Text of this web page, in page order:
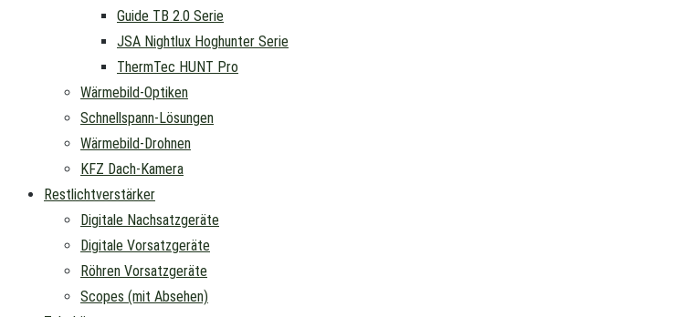
Guide TB 2.0 Serie
JSA Nightlux Hoghunter Serie
ThermTec HUNT Pro
Wärmebild-Optiken
Schnellspann-Lösungen
Wärmebild-Drohnen
KFZ Dach-Kamera
Restlichtverstärker
Digitale Nachsatzgeräte
Digitale Vorsatzgeräte
Röhren Vorsatzgeräte
Scopes (mit Absehen)